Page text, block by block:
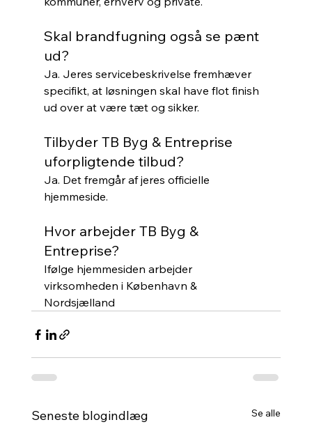
Skal brandfugning også se pænt
ud?
Ja. Jeres servicebeskrivelse fremhæver
specifikt, at løsningen skal have flot finish
ud over at være tæt og sikker.
Tilbyder TB Byg & Entreprise
uforpligtende tilbud?
Ja. Det fremgår af jeres officielle
hjemmeside.
Hvor arbejder TB Byg &
Entreprise?
Ifølge hjemmesiden arbejder
virksomheden i København &
Nordsjælland
Seneste blogindlæg Se alle